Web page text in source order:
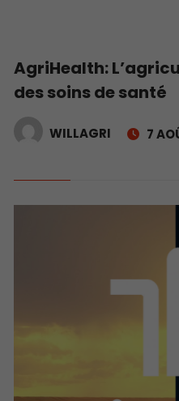
AgriHealth:
des soins de santé
WILLAGRI 7